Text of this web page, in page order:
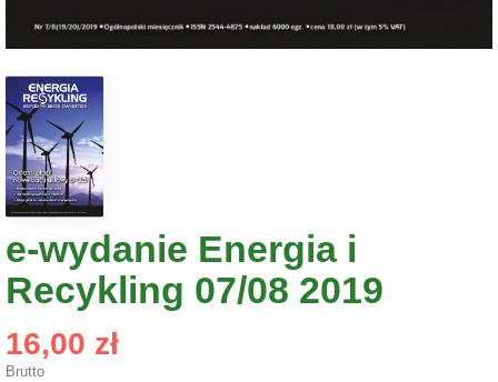
e-wydanie Energia i
Recykling 07/08 2019
16,00 zł
Brutto